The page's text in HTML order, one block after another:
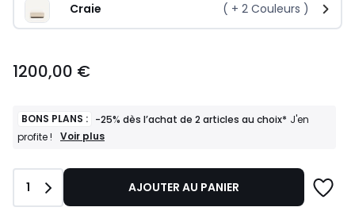
Craie ( + 2 Couleurs )
€.
1200,00 €
BONS PLANS : -25% dès l’achat de 2 articles au choix* J'en
profite !
BONS
-25%
l’achat
Voir plus
Quantité
1 AJOUTER AU PANIER